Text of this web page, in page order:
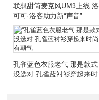
联想甜筒麦克风UM3上线 洛
可可·洛客助力新“声音”
孔雀蓝色衣服老气 那是款式
没选对 孔雀蓝衬衫穿起来时